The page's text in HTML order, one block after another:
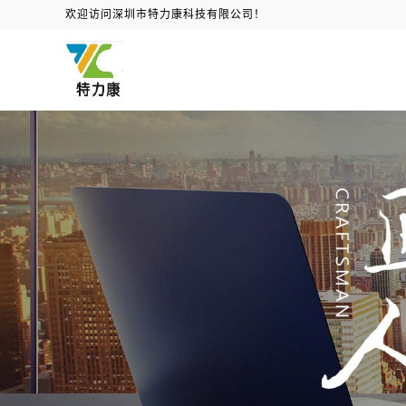
欢迎访问深圳市特力康科技有限公司！